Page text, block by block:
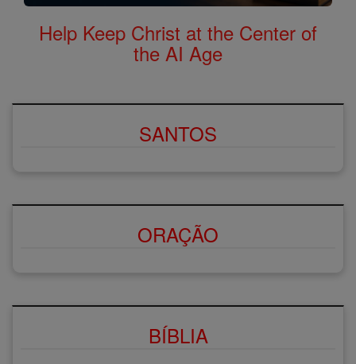
Help Keep Christ at the Center of
the AI Age
SANTOS
ORAÇÃO
BÍBLIA